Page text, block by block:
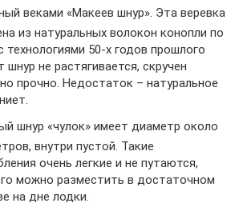
веками «Макеев шнур». Эта веревка
из натуральных волокон конопли по
технологиями 50-х годов прошлого
шнур не растягивается, скручен
прочно. Недостаток – натуральное
шнур «чулок» имеет диаметр около
внутри пустой. Такие
очень легкие и не путаются,
можно разместить в достаточном
на дне лодки.